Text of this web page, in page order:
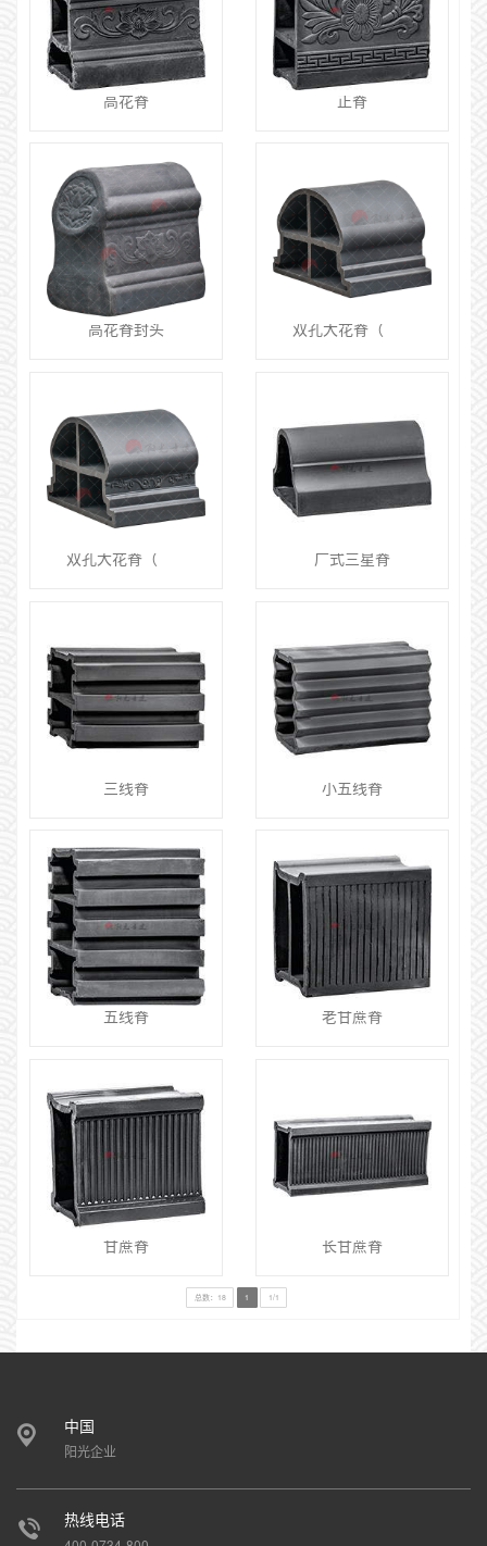
高花脊 正脊
高花脊封头
广式三星脊
三线脊 小五线脊
五线脊 老甘蔗脊
甘蔗脊 长甘蔗脊
总数：18 1 1/1
中国
阳光企业
热线电话